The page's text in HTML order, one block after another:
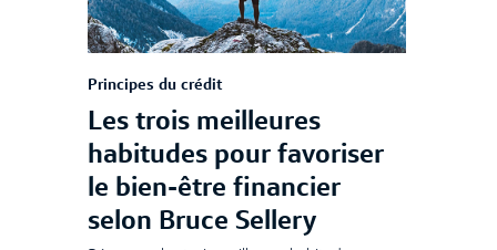
Principes du crédit
Les trois meilleures
habitudes pour favoriser
le bien-être financier
selon Bruce Sellery